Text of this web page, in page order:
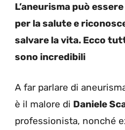
L’aneurisma può
per la salute e
salvare la vita. Ecco
sono incredibili
A far parlare di
è il malore di Daniele
professionista, nonché